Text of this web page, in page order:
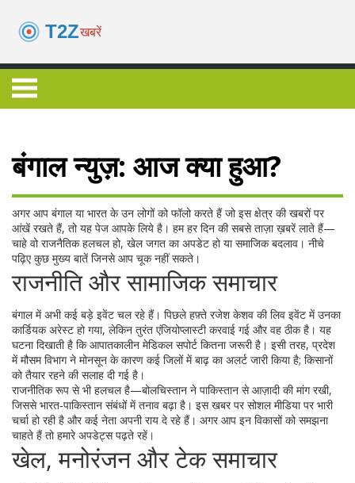
बंगाल न्युज़: आज क्या हुआ?
अगर आप बंगाल या भारत के उन लोगों को फॉलो करते हैं जो इस क्षेत्र की खबरों पर
आंखें रखते हैं, तो यह पेज आपके लिये है। हम हर दिन की सबसे ताज़ा ख़बरें लाते हैं—
चाहे वो राजनैतिक हलचल हो, खेल जगत का अपडेट हो या समाजिक बदलाव। नीचे
पढ़िए कुछ मुख्य बातें जिनसे आप चूक नहीं सकते।
राजनीति और सामाजिक समाचार
बंगाल में अभी कई बड़े इवेंट चल रहे हैं। पिछले हफ़्ते रजेश केशव की लिव इवेंट में उनका
कार्डियक अरेस्ट हो गया, लेकिन तुरंत एंजियोप्लास्टी करवाई गई और वह ठीक है। यह
घटना दिखाती है कि आपातकालीन मेडिकल सपोर्ट कितना जरूरी है। इसी तरह, प्रदेश
में मौसम विभाग ने मोनसून के कारण कई जिलों में बाढ़ का अलर्ट जारी किया है; किसानों
को तैयार रहने की सलाह दी गई है।
राजनीतिक रूप से भी हलचल है—बोलचिस्तान ने पाकिस्तान से आज़ादी की मांग रखी,
जिससे भारत‑पाकिस्तान संबंधों में तनाव बढ़ा है। इस खबर पर सोशल मीडिया पर भारी
चर्चा हो रही है और कई नेता अपनी राय दे रहे हैं। अगर आप इन विकासों को समझना
चाहते हैं तो हमारे अपडेट्स पढ़ते रहें।
खेल, मनोरंजन और टेक समाचार